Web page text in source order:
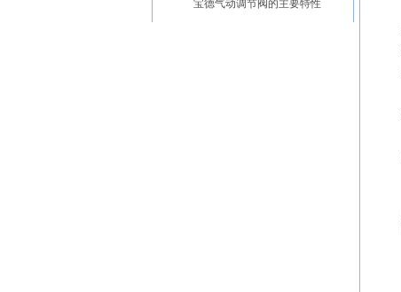
宝德气动调节阀的主要特性